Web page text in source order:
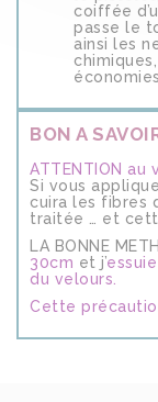
coiffée
passe le
ainsi les
BON A
ATTENTION au
Si vous
cuira les fibres
traitée … et
LA BONNE
30cm et j’
du velours.
Cette